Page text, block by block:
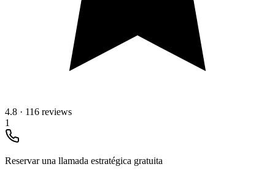
4.8 · 116 reviews
1
Reservar una llamada estratégica gratuita